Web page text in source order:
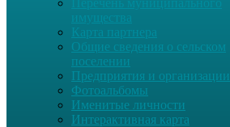
Перечень муниципального
имущества
Карта партнера
Общие сведения о сельском
поселении
Предприятия и организации
Фотоальбомы
Именитые личности
Интерактивная карта